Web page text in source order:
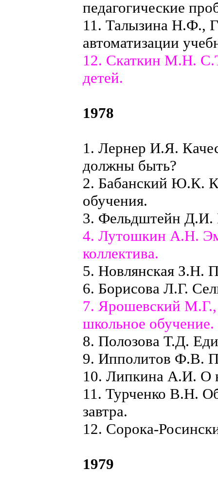
педагогические
11. Талызина Н.Ф.,
автоматизации
12. Скаткин М.Н.
детей.
1978
1. Лернер И.Я.
должны быть?
2. Бабанский Ю.К.
обучения.
3. Фельдштейн Д.И.
4. Лутошкин А.Н.
коллектива.
5. Новлянская З.Н.
6. Борисова Л.Г.
7. Ярошевский
школьное обучение.
8. Полозова Т.Д.
9. Ипполитов Ф.В.
10. Липкина А.И. О
11. Турченко В.Н.
завтра.
12. Сорока-
1979